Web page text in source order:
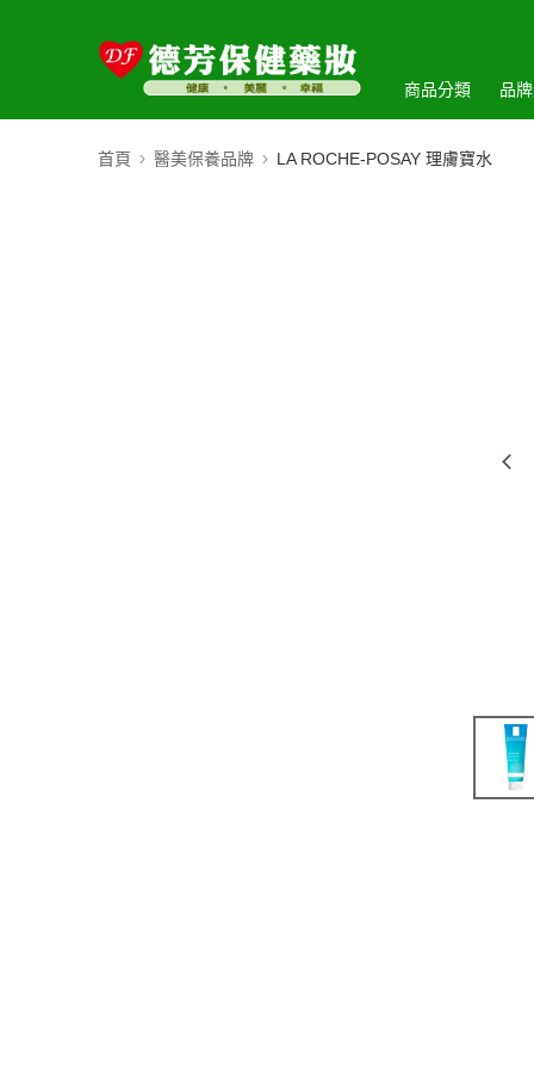
商品分類 品
首頁 醫美保養品牌 LA ROCHE-POSAY 理膚寶水